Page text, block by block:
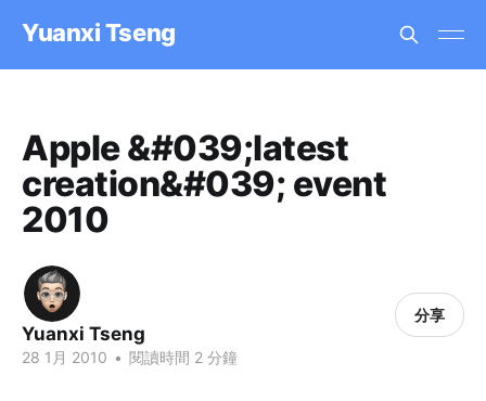
Yuanxi Tseng
Apple &#039;latest
creation&#039; event
2010
Yuanxi Tseng
28 1月 2010 • 閱讀時間 2 分鐘
分享